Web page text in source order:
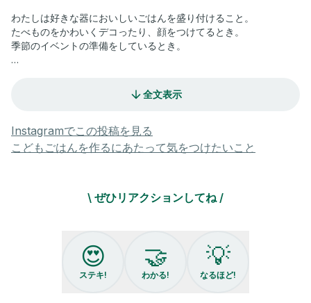
わたしは好きな器においしいごはんを盛り付けること。
たべものをかわいくデコったり、顔をつけてるとき。
季節のイベントの準備をしているとき。
そんな時もあるけれど、キッチンに立つママたちに
少しでも楽しくなってもらえるように
ふと原点に戻りました🐣
2024年もあと４ヶ月。
とりと一緒においしいごはん作ろう〜🐣✨
とり｜簡単かわいいイベントごはん
忙しいママ＆料理が苦手でも
全文表示
Instagramでこの投稿を見る
こどもごはんを作るにあたって気をつけたいこと
\ ぜひリアクションしてね /
😍
ステキ!
🤝
わかる!
💡
なるほど!